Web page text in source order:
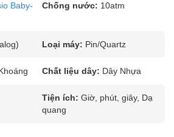
Baby-
Chống nước: 10atm
Loại máy: Pin/Quartz
Chất liệu dây: Dây Nhựa
Tiện ích: Giờ, phút, giây, Dạ
quang